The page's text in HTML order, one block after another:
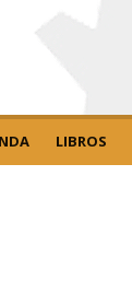
LIBROS